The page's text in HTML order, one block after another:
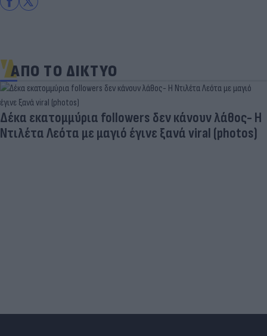
ΑΠΟ ΤΟ ΔΙΚΤΥΟ
Δέκα εκατομμύρια followers δεν κάνουν λάθος- Η
Ντιλέτα Λεότα με μαγιό έγινε ξανά viral (photos)